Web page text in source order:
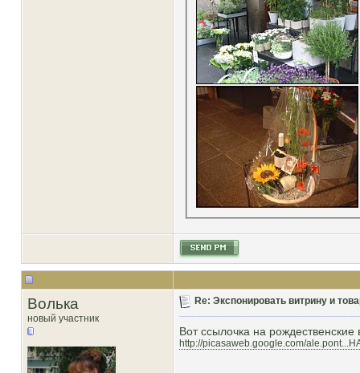
Волька
новый участник
Re: Экспонировать витрину и
Вот ссылочка на рождественские
http://picasaweb.google.com/